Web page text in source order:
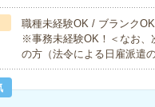
職種未経験OK / ブランク
※事務未経験OK！＜なお、
の方（法令による日雇派遣